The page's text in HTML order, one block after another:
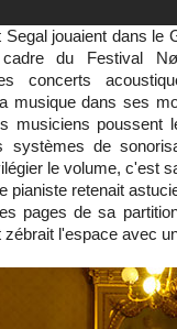
jouaient dans le
du Festival
concerts
musique dans ses
musiciens poussent
de
le volume, c'est
pianiste retenait
pages de sa
zébrait l'espace avec